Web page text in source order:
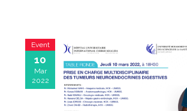
Event
10
Mar
2022